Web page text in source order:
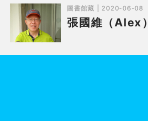
圖書館藏 | 2020-06-08
張國維（Alex）